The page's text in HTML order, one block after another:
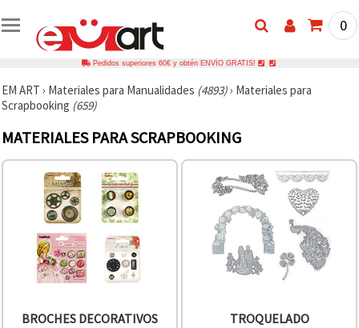
0
Pedidos superiores 60€ y obtén ENVÍO GRATIS!
EM ART › Materiales para Manualidades (4893)› Materiales para
Scrapbooking (659)
MATERIALES PARA SCRAPBOOKING
BROCHES DECORATIVOS TROQUELADO